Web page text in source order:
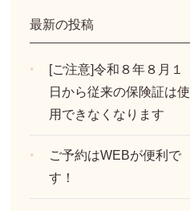
最新の投稿
[ご注意]令和８年８月１
日から従来の保険証は使
用できなくなります
ご予約はWEBが便利で
す！